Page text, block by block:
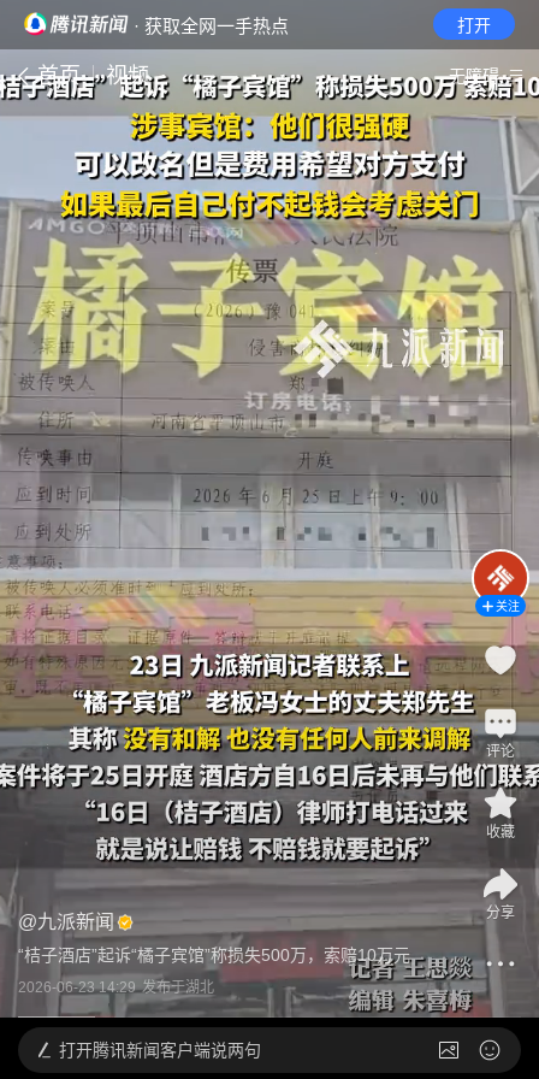
· 获取全网一手热点 打开
首页 视频 无障碍
@九派新闻
“桔子酒店”起诉“橘子宾馆”称损失500万，索赔10万元
2026-06-23 14:29 发布于湖北
关注
评论
收藏
分享
打开腾讯新闻客户端说两句